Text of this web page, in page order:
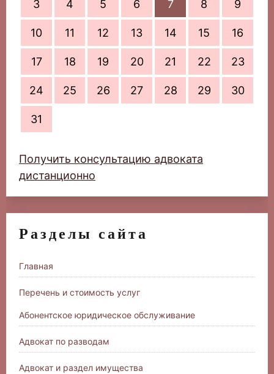
3 4 5 6 7 8 9
10 11 12 13 14 15 16
17 18 19 20 21 22 23
24 25 26 27 28 29 30
31
Получить консультацию адвоката
дистанционно
Разделы сайта
Главная
Перечень и стоимость услуг
Абонентское юридическое обслуживание
Адвокат по разводам
Адвокат и раздел имущества